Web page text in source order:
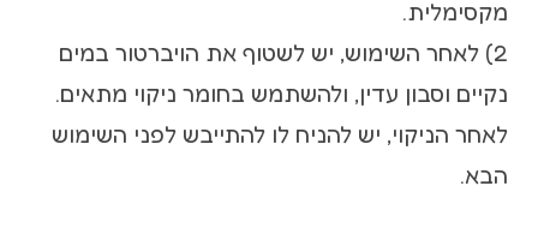
מקסימלית.
2) לאחר השימוש, יש לשטוף את הויברטור במים
נקיים וסבון עדין, ולהשתמש בחומר ניקוי מתאים.
לאחר הניקוי, יש להניח לו להתייבש לפני השימוש
הבא.